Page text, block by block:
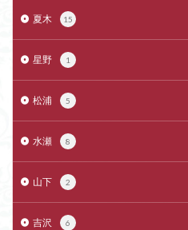
夏木 15
星野 1
松浦 5
水瀬 8
山下 2
吉沢 6